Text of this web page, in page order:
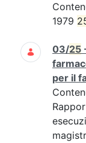
1979
03/25
per il